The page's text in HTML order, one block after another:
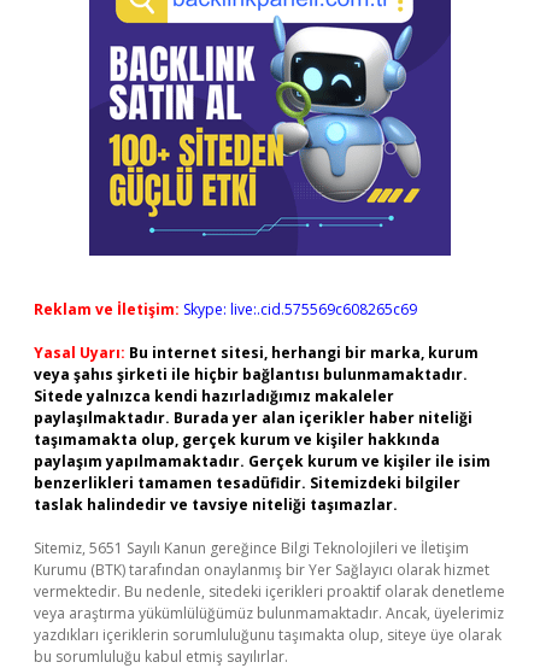
Reklam ve İletişim: Skype: live:.cid.575569c608265c69
Yasal Uyarı: Bu internet sitesi, herhangi bir marka, kurum
veya şahıs şirketi ile hiçbir bağlantısı bulunmamaktadır.
Sitede yalnızca kendi hazırladığımız makaleler
paylaşılmaktadır. Burada yer alan içerikler haber niteliği
taşımamakta olup, gerçek kurum ve kişiler hakkında
paylaşım yapılmamaktadır. Gerçek kurum ve kişiler ile isim
benzerlikleri tamamen tesadüfidir. Sitemizdeki bilgiler
taslak halindedir ve tavsiye niteliği taşımazlar.
Sitemiz, 5651 Sayılı Kanun gereğince Bilgi Teknolojileri ve İletişim
Kurumu (BTK) tarafından onaylanmış bir Yer Sağlayıcı olarak hizmet
vermektedir. Bu nedenle, sitedeki içerikleri proaktif olarak denetleme
veya araştırma yükümlülüğümüz bulunmamaktadır. Ancak, üyelerimiz
yazdıkları içeriklerin sorumluluğunu taşımakta olup, siteye üye olarak
bu sorumluluğu kabul etmiş sayılırlar.